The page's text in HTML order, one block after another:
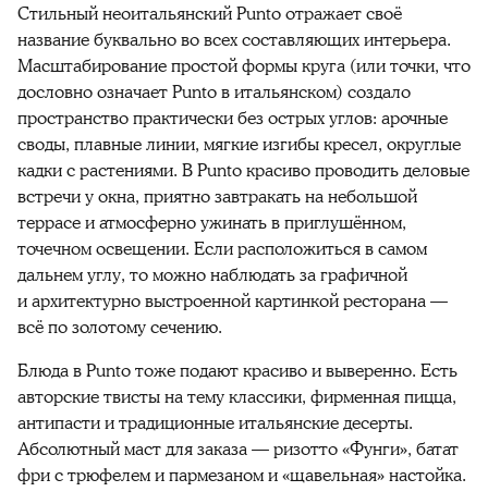
Стильный неоитальянский Punto отражает своё
название буквально во всех составляющих интерьера.
Масштабирование простой формы круга (или точки, что
дословно означает Punto в итальянском) создало
пространство практически без острых углов: арочные
своды, плавные линии, мягкие изгибы кресел, округлые
кадки с растениями. В Punto красиво проводить деловые
встречи у окна, приятно завтракать на небольшой
террасе и атмосферно ужинать в приглушённом,
точечном освещении. Если расположиться в самом
дальнем углу, то можно наблюдать за графичной
и архитектурно выстроенной картинкой ресторана —
всё по золотому сечению.
Блюда в Punto тоже подают красиво и выверенно. Есть
авторские твисты на тему классики, фирменная пицца,
антипасти и традиционные итальянские десерты.
Абсолютный маст для заказа — ризотто «Фунги», батат
фри с трюфелем и пармезаном и «щавельная» настойка.